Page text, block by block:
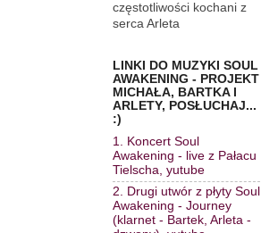
częstotliwości kochani z
serca Arleta
LINKI DO MUZYKI SOUL
AWAKENING - PROJEKT
MICHAŁA, BARTKA I
ARLETY, POSŁUCHAJ...
:)
1. Koncert Soul
Awakening - live z Pałacu
Tielscha, yutube
2. Drugi utwór z płyty Soul
Awakening - Journey
(klarnet - Bartek, Arleta -